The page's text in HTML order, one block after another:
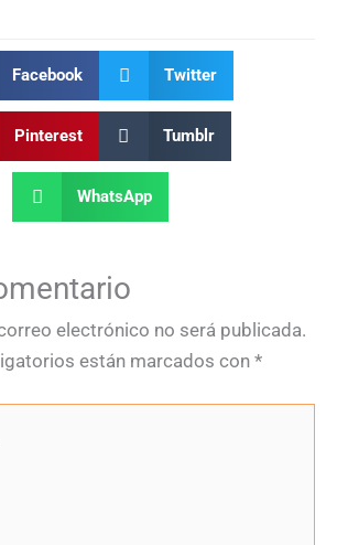
Facebook Twitter
Pinterest Tumblr
WhatsApp
electrónico no será publicada.
están marcados con *